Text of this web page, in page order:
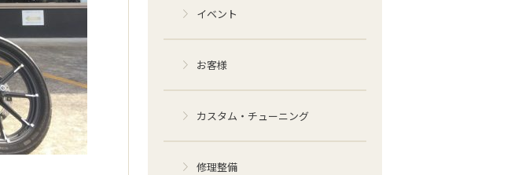
イベント
お客様
カスタム・チューニング
修理整備